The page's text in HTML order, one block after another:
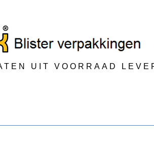
UIT VOORRAAD